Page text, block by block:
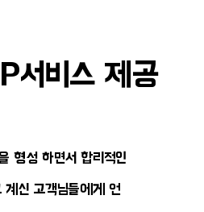
서비스 제공
형성 하면서 합리적인
계신 고객님들에게 언